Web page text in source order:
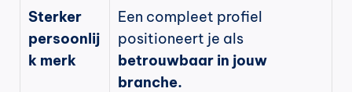
Sterker
persoonlij
k merk
Een compleet profiel
betrouwbaar in jouw
branche.